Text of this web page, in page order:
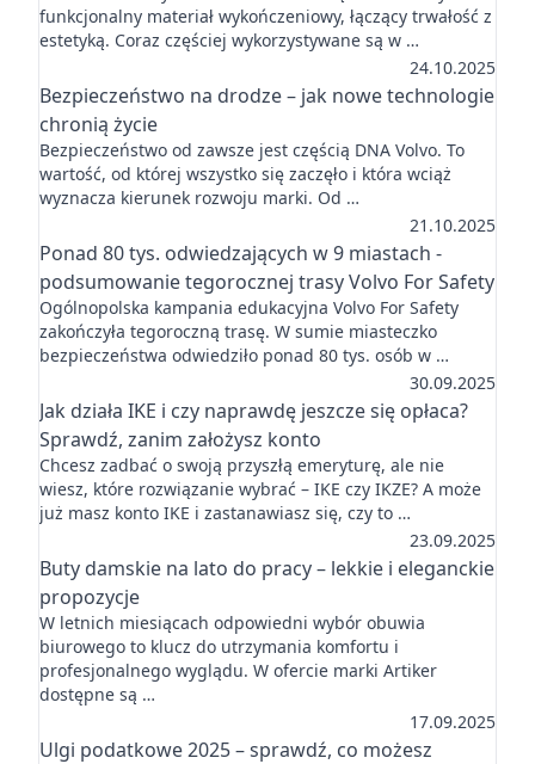
funkcjonalny materiał wykończeniowy, łączący trwałość z
estetyką. Coraz częściej wykorzystywane są w …
24.10.2025
Bezpieczeństwo na drodze – jak nowe technologie
chronią życie
Bezpieczeństwo od zawsze jest częścią DNA Volvo. To
wartość, od której wszystko się zaczęło i która wciąż
wyznacza kierunek rozwoju marki. Od …
21.10.2025
Ponad 80 tys. odwiedzających w 9 miastach -
podsumowanie tegorocznej trasy Volvo For Safety
Ogólnopolska kampania edukacyjna Volvo For Safety
zakończyła tegoroczną trasę. W sumie miasteczko
bezpieczeństwa odwiedziło ponad 80 tys. osób w …
30.09.2025
Jak działa IKE i czy naprawdę jeszcze się opłaca?
Sprawdź, zanim założysz konto
Chcesz zadbać o swoją przyszłą emeryturę, ale nie
wiesz, które rozwiązanie wybrać – IKE czy IKZE? A może
już masz konto IKE i zastanawiasz się, czy to …
23.09.2025
Buty damskie na lato do pracy – lekkie i eleganckie
propozycje
W letnich miesiącach odpowiedni wybór obuwia
biurowego to klucz do utrzymania komfortu i
profesjonalnego wyglądu. W ofercie marki Artiker
dostępne są …
17.09.2025
Ulgi podatkowe 2025 – sprawdź, co możesz